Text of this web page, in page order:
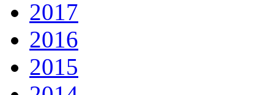
2017
2016
2015